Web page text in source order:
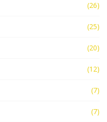
(26)
(25)
(20)
(12)
(7)
(7)